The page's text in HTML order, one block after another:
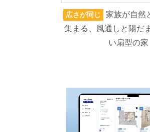
広さが同じ
家族が自然
集まる、風通しと陽だ
い扇型の家